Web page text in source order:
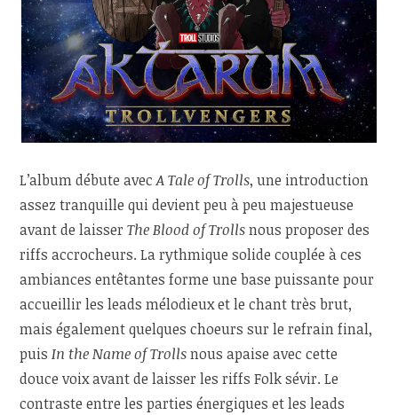
L’album débute avecA Tale of Trolls, une introduction
assez tranquille qui devient peu à peu majestueuse
avant de laisserThe Blood of Trollsnous proposer des
riffs accrocheurs. La rythmique solide couplée à ces
ambiances entêtantes forme une base puissante pour
accueillir les leads mélodieux et le chant très brut,
mais également quelques choeurs sur le refrain final,
puisIn the Name of Trollsnous apaise avec cette
douce voix avant de laisser les riffs Folk sévir. Le
contraste entre les parties énergiques et les leads